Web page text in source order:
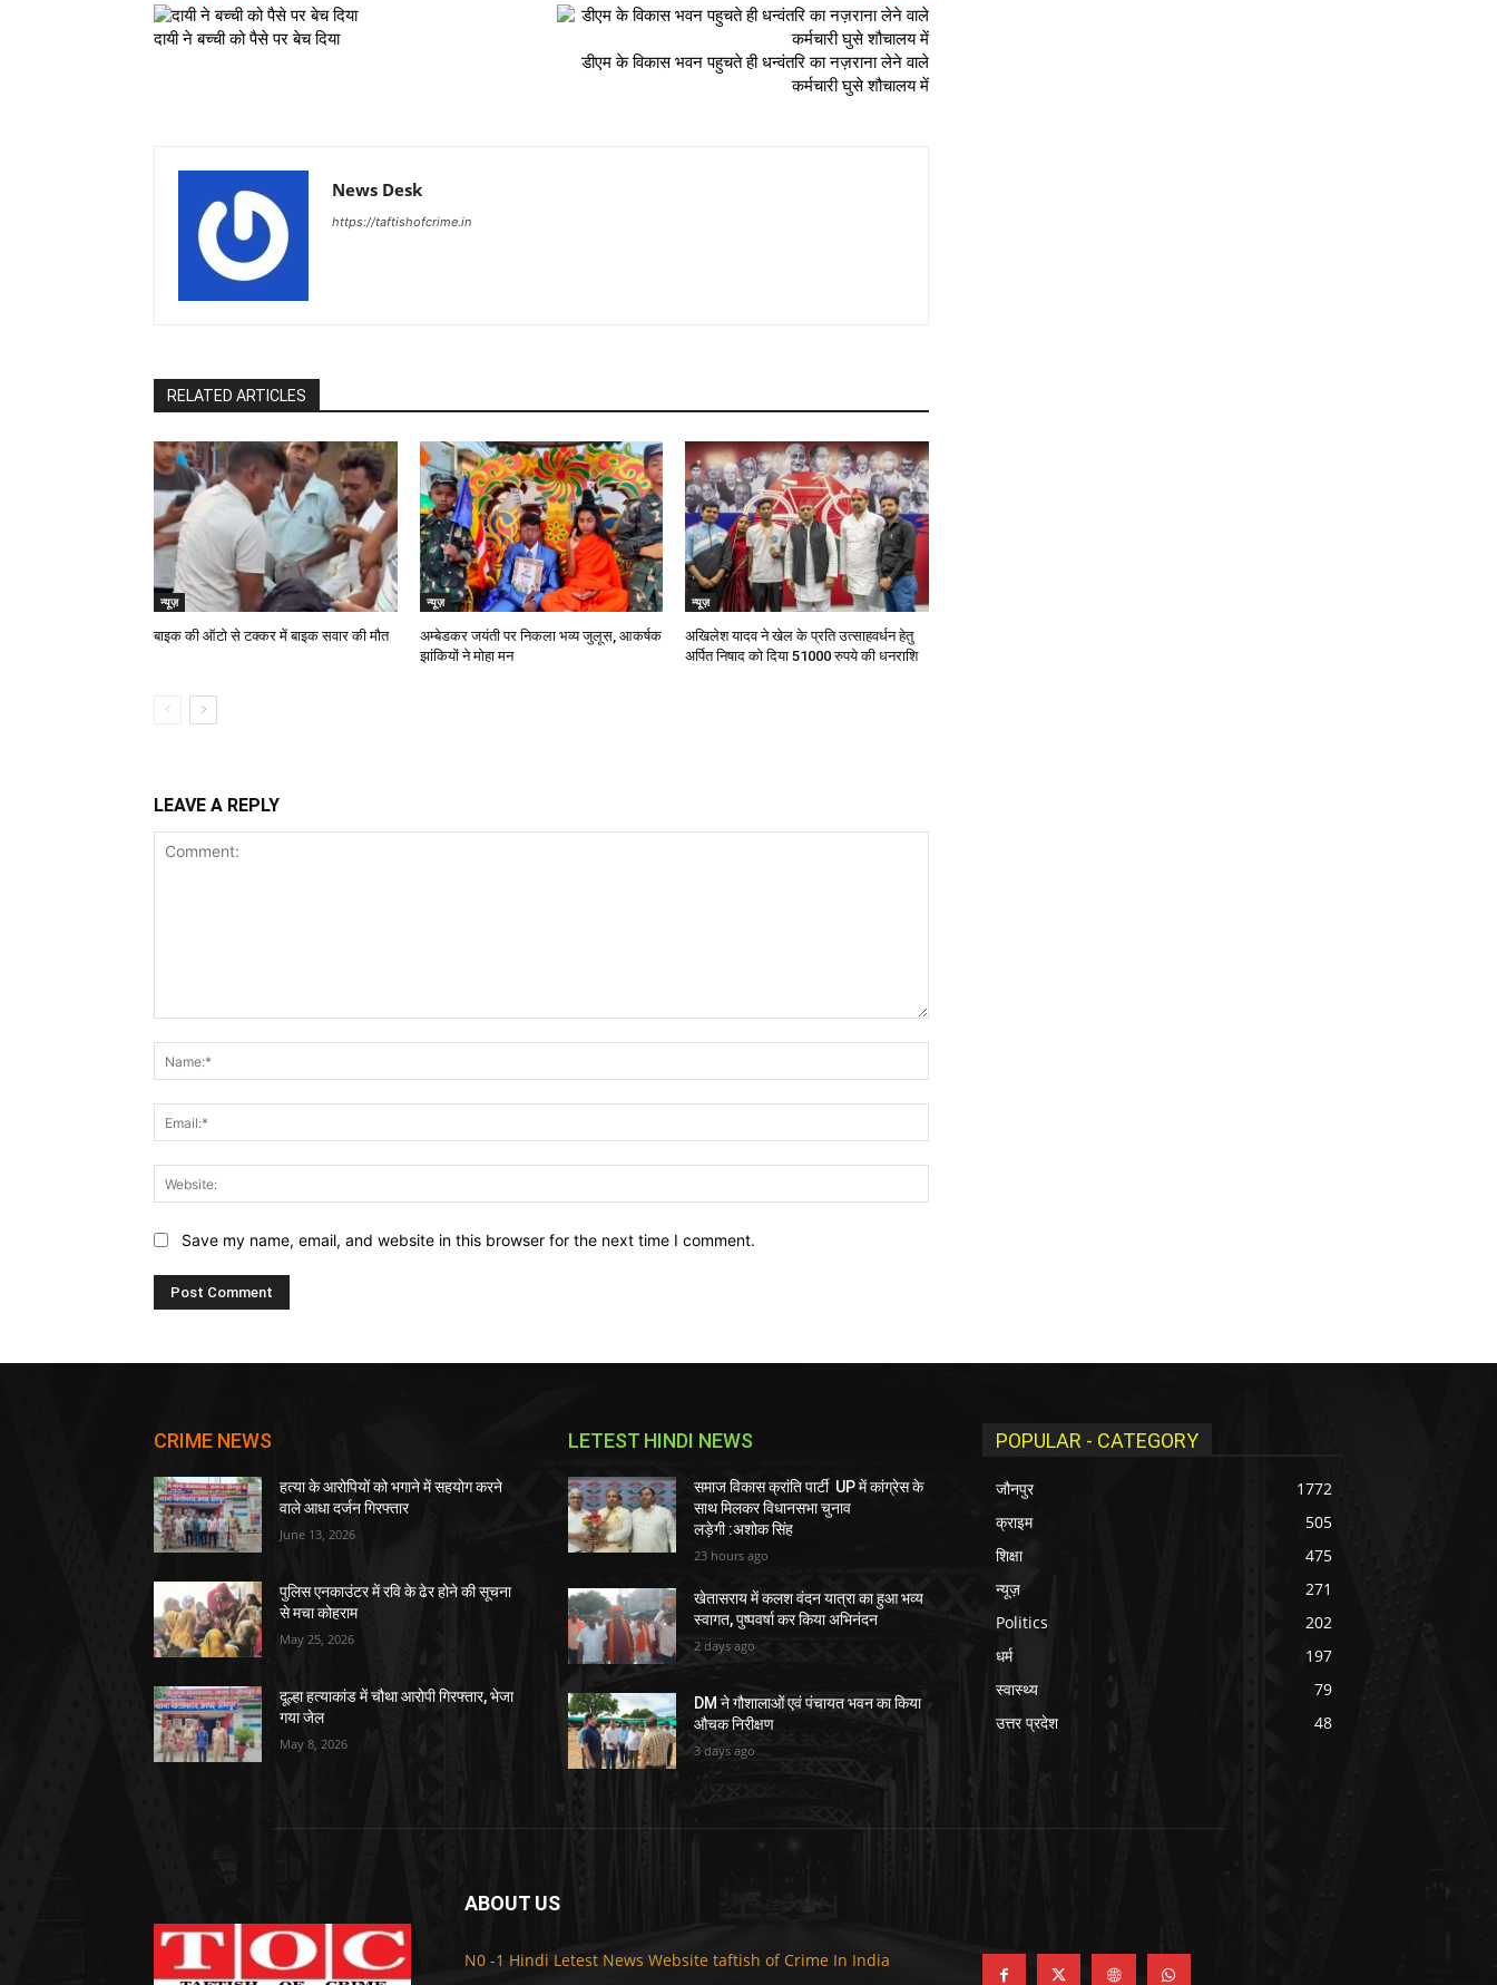
दायी ने बच्ची को पैसे पर बेच दिया
डीएम के विकास भवन पहुचते ही धन्वंतरि का नज़राना लेने वाले
कर्मचारी घुसे शौचालय में
News Desk
https://taftishofcrime.in
RELATED ARTICLES
न्यूज़
बाइक की ऑटो से टक्कर में बाइक सवार की मौत
न्यूज़
अम्बेडकर जयंती पर निकला भव्य जुलूस, आकर्षक
झांकियों ने मोहा मन
न्यूज़
अखिलेश यादव ने खेल के प्रति उत्साहवर्धन हेतु
अर्पित निषाद को दिया 51000 रुपये की धनराशि
LEAVE A REPLY
Save my name, email, and website in this browser for the next time I comment.
CRIME NEWS
हत्या के आरोपियों को भगाने में सहयोग करने
वाले आधा दर्जन गिरफ्तार
June 13, 2026
पुलिस एनकाउंटर में रवि के ढेर होने की सूचना
से मचा कोहराम
May 25, 2026
दूल्हा हत्याकांड में चौथा आरोपी गिरफ्तार, भेजा
गया जेल
May 8, 2026
LETEST HINDI NEWS
समाज विकास क्रांति पार्टी UP में कांग्रेस के
साथ मिलकर विधानसभा चुनाव
लड़ेगी :अशोक सिंह
23 hours ago
खेतासराय में कलश वंदन यात्रा का हुआ भव्य
स्वागत, पुष्पवर्षा कर किया अभिनंदन
2 days ago
DM ने गौशालाओं एवं पंचायत भवन का किया
औचक निरीक्षण
3 days ago
POPULAR - CATEGORY
जौनपुर
1772
क्राइम
505
शिक्षा
475
न्यूज़
271
Politics
202
धर्म
197
स्वास्थ्य
79
उत्तर प्रदेश
48
ABOUT US
N0 -1 Hindi Letest News Website taftish of Crime In India